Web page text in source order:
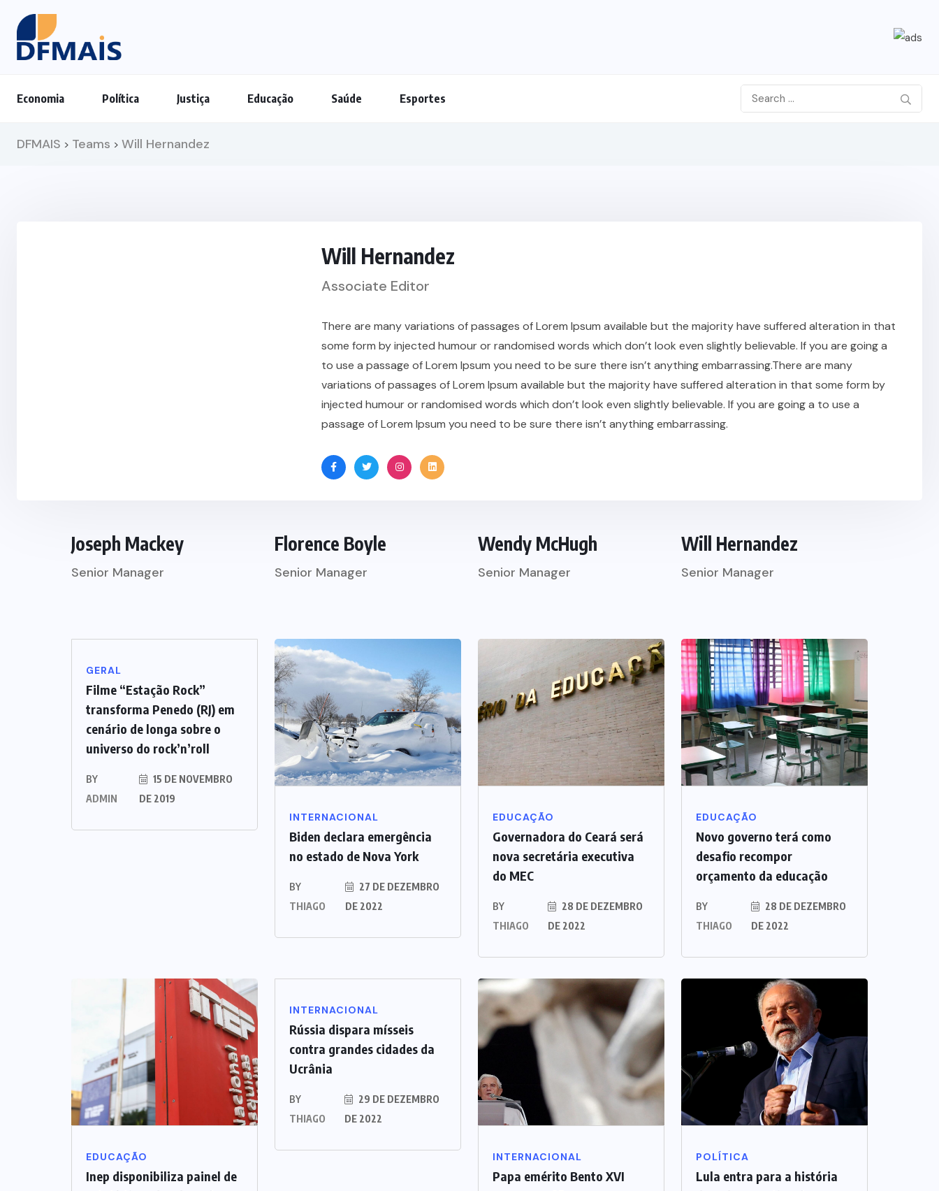
Economia Política Justiça Educação Saúde Esportes
DFMAIS > Teams > Will Hernandez
Will Hernandez
Associate Editor
There are many variations of passages of Lorem Ipsum available but the majority have suffered alteration in that
some form by injected humour or randomised words which don’t look even slightly believable. If you are going a
to use a passage of Lorem Ipsum you need to be sure there isn’t anything embarrassing.There are many
variations of passages of Lorem Ipsum available but the majority have suffered alteration in that some form by
injected humour or randomised words which don’t look even slightly believable. If you are going a to use a
passage of Lorem Ipsum you need to be sure there isn’t anything embarrassing.
Joseph Mackey
Senior Manager
Florence Boyle
Senior Manager
Wendy McHugh
Senior Manager
Will Hernandez
Senior Manager
GERAL
Filme “Estação Rock”
transforma Penedo (RJ) em
cenário de longa sobre o
universo do rock’n’roll
BY
ADMIN
15 DE NOVEMBRO
DE 2019
INTERNACIONAL
Biden declara emergência
no estado de Nova York
BY
THIAGO
27 DE DEZEMBRO
DE 2022
EDUCAÇÃO
Governadora do Ceará será
nova secretária executiva
do MEC
BY
THIAGO
28 DE DEZEMBRO
DE 2022
EDUCAÇÃO
Novo governo terá como
desafio recompor
orçamento da educação
BY
THIAGO
28 DE DEZEMBRO
DE 2022
EDUCAÇÃO
Inep disponibiliza painel de
INTERNACIONAL
Rússia dispara mísseis
contra grandes cidades da
Ucrânia
BY
THIAGO
29 DE DEZEMBRO
DE 2022
INTERNACIONAL
Papa emérito Bento XVI
POLÍTICA
Lula entra para a história